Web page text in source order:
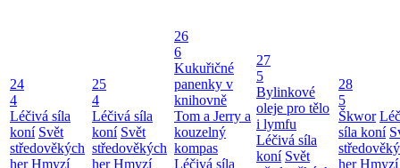
24
4
Léčivá síla
koní Svět
středověkých
her Hmyzí
25
4
Léčivá síla
koní Svět
středověkých
her Hmyzí
26
6
Kukuřičné
panenky v
knihovně
Tom a Jerry a
kouzelný
kompas
Léčivá síla
27
5
Bylinkové
oleje pro tělo
i lymfu
Léčivá síla
koní Svět
28
5
Škwor
síla koní
her Hmyzí